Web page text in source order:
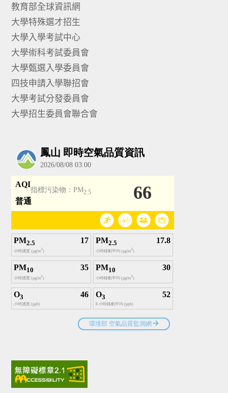
教育部全球資訊網
大學特殊選才招生
大學入學考試中心
大學術科考試委員會
大學甄選入學委員會
四技申請入學聯招會
大學考試分發委員會
大學招生委員會聯合會